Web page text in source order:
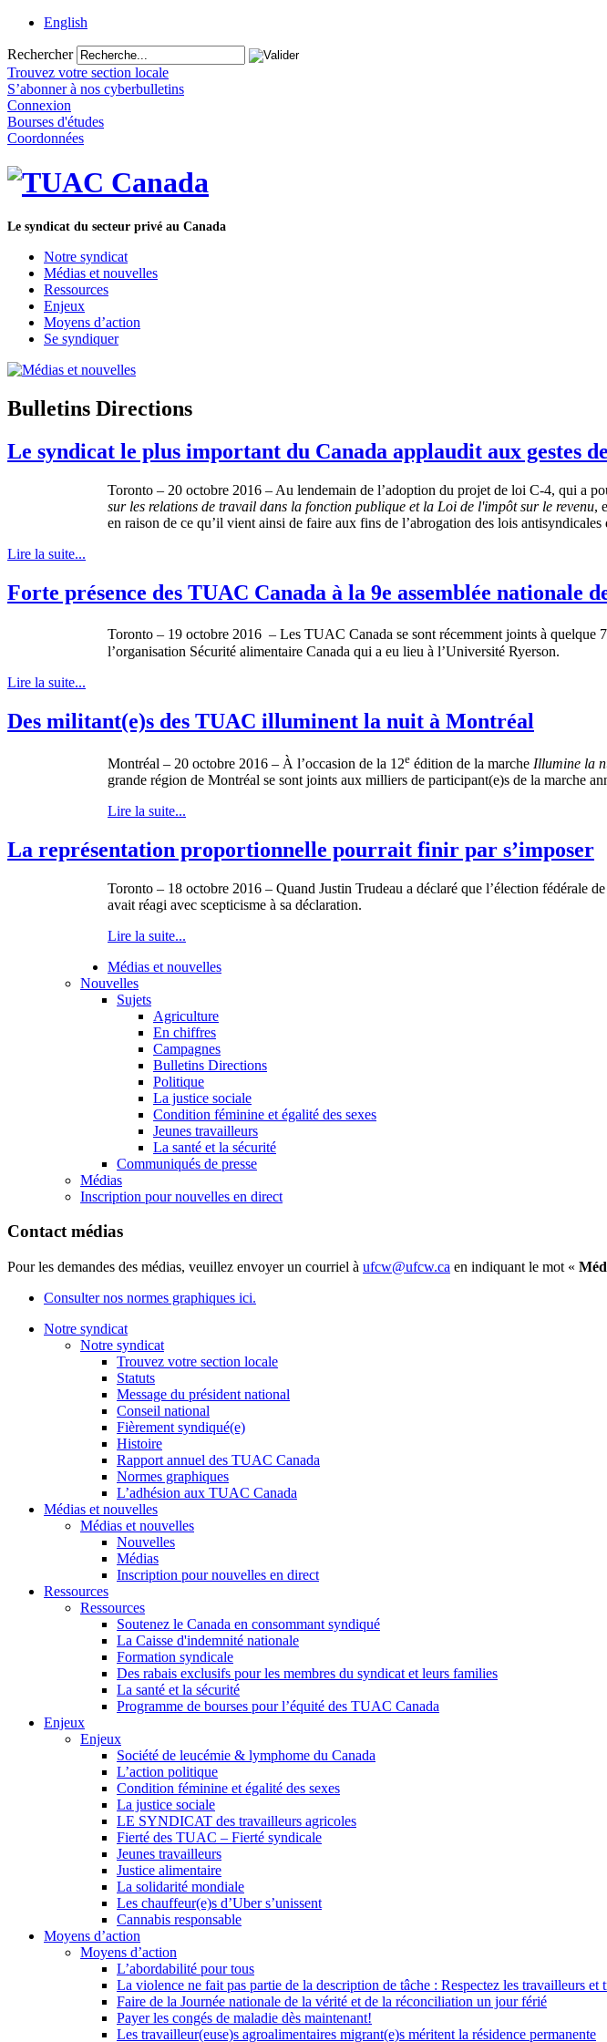
English
Rechercher
Trouvez votre section locale
S’abonner à nos cyberbulletins
Connexion
Bourses d'études
Coordonnées
Le syndicat du secteur privé au Canada
Notre syndicat
Médias et nouvelles
Ressources
Enjeux
Moyens d’action
Se syndiquer
Bulletins Directions
Le syndicat le plus important du Canada applaudit aux gestes
Toronto – 20 octobre 2016 – Au lendemain de l’adoption du projet de loi C-4, qui a
sur les relations de travail dans la fonction publique et la Loi de l'impôt sur le revenu,
en raison de ce qu’il vient ainsi de faire aux fins de l’abrogation des lois
Lire la suite...
Forte présence des TUAC Canada à la 9e assemblée nationale
Toronto – 19 octobre 2016 – Les TUAC Canada se sont récemment joints à quelque
l’organisation Sécurité alimentaire Canada qui a eu lieu à l’Université Ryerson.
Lire la suite...
Des militant(e)s des TUAC illuminent la nuit à Montréal
Montréal – 20 octobre 2016 – À l’occasion de la 12e édition de la marche Illumine la
grande région de Montréal se sont joints aux milliers de participant(e)s de la marche
Lire la suite...
La représentation proportionnelle pourrait finir par s’imposer
Toronto – 18 octobre 2016 – Quand Justin Trudeau a déclaré que l’élection fédérale
avait réagi avec scepticisme à sa déclaration.
Lire la suite...
Médias et nouvelles
Nouvelles
Sujets
Agriculture
En chiffres
Campagnes
Bulletins Directions
Politique
La justice sociale
Condition féminine et égalité des sexes
Jeunes travailleurs
La santé et la sécurité
Communiqués de presse
Médias
Inscription pour nouvelles en direct
Contact médias
Pour les demandes des médias, veuillez envoyer un courriel à ufcw@ufcw.ca en indiquant le mot «
Consulter nos normes graphiques ici.
Notre syndicat
Notre syndicat
Trouvez votre section locale
Statuts
Message du président national
Conseil national
Fièrement syndiqué(e)
Histoire
Rapport annuel des TUAC Canada
Normes graphiques
L’adhésion aux TUAC Canada
Médias et nouvelles
Médias et nouvelles
Nouvelles
Médias
Inscription pour nouvelles en direct
Ressources
Ressources
Soutenez le Canada en consommant syndiqué
La Caisse d'indemnité nationale
Formation syndicale
Des rabais exclusifs pour les membres du syndicat et leurs families
La santé et la sécurité
Programme de bourses pour l’équité des TUAC Canada
Enjeux
Enjeux
Société de leucémie & lymphome du Canada
L’action politique
Condition féminine et égalité des sexes
La justice sociale
LE SYNDICAT des travailleurs agricoles
Fierté des TUAC – Fierté syndicale
Jeunes travailleurs
Justice alimentaire
La solidarité mondiale
Les chauffeur(e)s d’Uber s’unissent
Cannabis responsable
Moyens d’action
Moyens d’action
L’abordabilité pour tous
La violence ne fait pas partie de la description de tâche : Respectez les travailleurs et
Faire de la Journée nationale de la vérité et de la réconciliation un jour férié
Payer les congés de maladie dès maintenant!
Les travailleur(euse)s agroalimentaires migrant(e)s méritent la résidence permanente